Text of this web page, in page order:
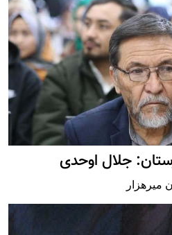
جلال اوحدی
میرهزار